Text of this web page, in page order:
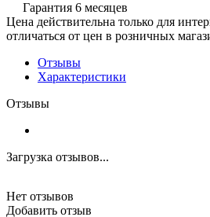
Гарантия 6 месяцев
Цена действительна только для
отличаться от цен в розничных
Отзывы
Характеристики
Отзывы
Загрузка отзывов...
Нет отзывов
Добавить отзыв